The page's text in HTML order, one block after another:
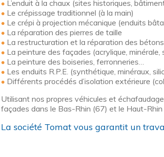
• L’enduit à la chaux (sites historiques,
• Le crépissage traditionnel (à la main)
• Le crépi à projection mécanique (enduits
• La réparation des pierres de taille
• La restructuration et la réparation des
• La peinture des façades (acrylique, minérale,
• La peinture des boiseries, ferronneries…
• Les enduits R.P.E. (synthétique, minéraux,
• Différents procédés d’isolation extérieure
Utilisant nos propres véhicules et
façades dans le Bas-Rhin (67) et le Haut-Rhin
La société Tomat vous garantit un